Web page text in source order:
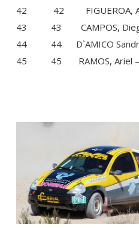
42 42 FIGUEROA,
43 43 CAMPOS,
44 44 D`AMICO
45 45 RAMOS,